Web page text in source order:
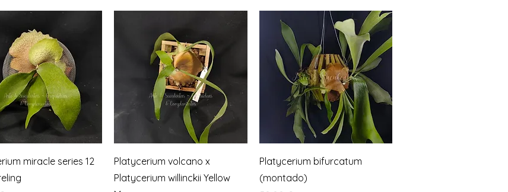
Vista rápida
miracle series 12
Vista rápida
Platycerium volcano x
Platycerium willinckii Yellow
Vista rápida
Platycerium bifurcatum
(montado)